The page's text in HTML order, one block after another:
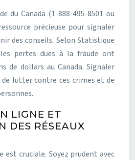
du Canada (1-888-495-8501 ou
précieuse pour signaler
des conseils. Selon Statistique
les pertes dues à la fraude ont
de dollars au Canada. Signaler
lutter contre ces crimes et de
LIGNE ET
DES RÉSEAUX
est cruciale. Soyez prudent avec